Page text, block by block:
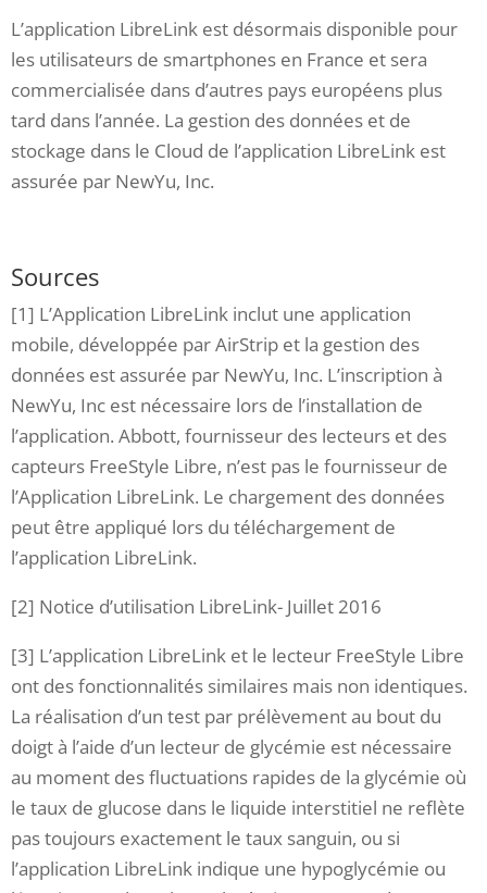
L’application LibreLink est désormais disponible pour
les utilisateurs de smartphones en France et sera
commercialisée dans d’autres pays européens plus
tard dans l’année. La gestion des données et de
stockage dans le Cloud de l’application LibreLink est
assurée par NewYu, Inc.
Sources
[1] L’Application LibreLink inclut une application
mobile, développée par AirStrip et la gestion des
données est assurée par NewYu, Inc. L’inscription à
NewYu, Inc est nécessaire lors de l’installation de
l’application. Abbott, fournisseur des lecteurs et des
capteurs FreeStyle Libre, n’est pas le fournisseur de
l’Application LibreLink. Le chargement des données
peut être appliqué lors du téléchargement de
l’application LibreLink.
[2] Notice d’utilisation LibreLink- Juillet 2016
[3] L’application LibreLink et le lecteur FreeStyle Libre
ont des fonctionnalités similaires mais non identiques.
La réalisation d’un test par prélèvement au bout du
doigt à l’aide d’un lecteur de glycémie est nécessaire
au moment des fluctuations rapides de la glycémie où
le taux de glucose dans le liquide interstitiel ne reflète
pas toujours exactement le taux sanguin, ou si
l’application LibreLink indique une hypoglycémie ou